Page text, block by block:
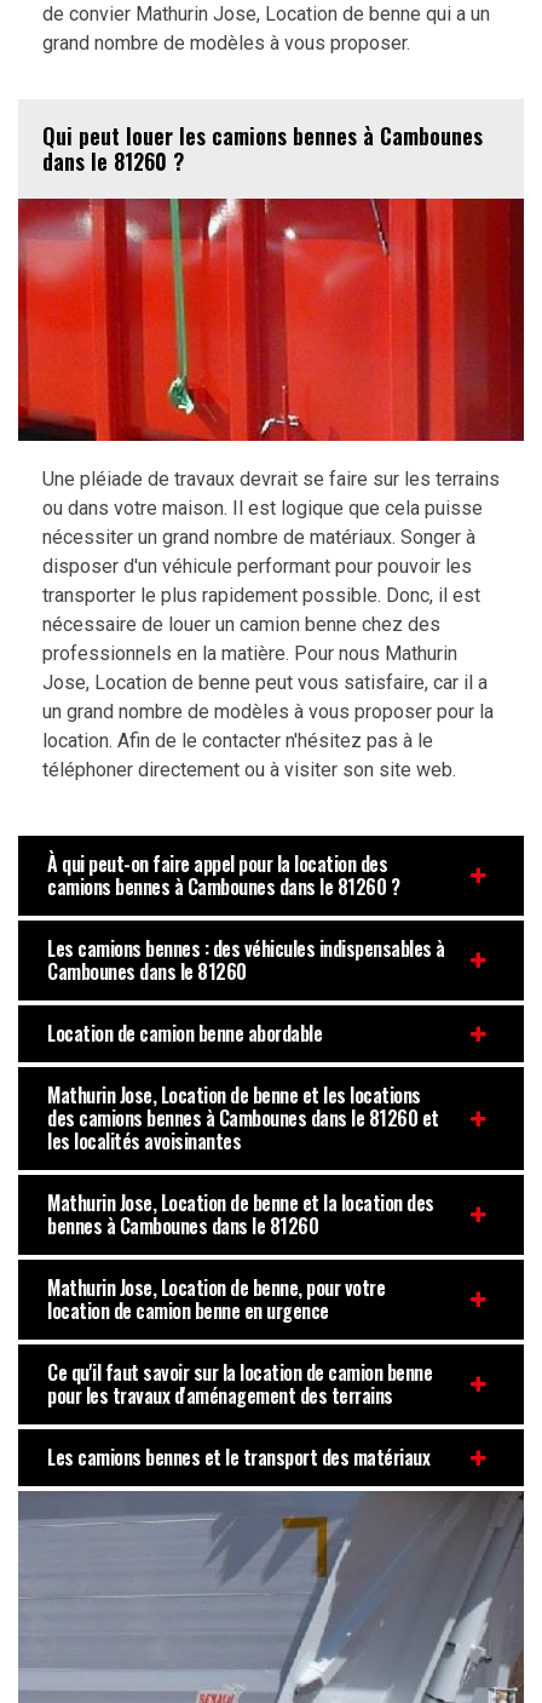
de convier Mathurin Jose, Location de benne qui a un
grand nombre de modèles à vous proposer.
Qui peut louer les camions bennes à Cambounes
dans le 81260 ?
Une pléiade de travaux devrait se faire sur les terrains
ou dans votre maison. Il est logique que cela puisse
nécessiter un grand nombre de matériaux. Songer à
disposer d'un véhicule performant pour pouvoir les
transporter le plus rapidement possible. Donc, il est
nécessaire de louer un camion benne chez des
professionnels en la matière. Pour nous Mathurin
Jose, Location de benne peut vous satisfaire, car il a
un grand nombre de modèles à vous proposer pour la
location. Afin de le contacter n'hésitez pas à le
téléphoner directement ou à visiter son site web.
À qui peut-on faire appel pour la location des
camions bennes à Cambounes dans le 81260 ?
Les camions bennes : des véhicules indispensables à
Cambounes dans le 81260
Location de camion benne abordable
Mathurin Jose, Location de benne et les locations
des camions bennes à Cambounes dans le 81260 et
les localités avoisinantes
Mathurin Jose, Location de benne et la location des
bennes à Cambounes dans le 81260
Mathurin Jose, Location de benne, pour votre
location de camion benne en urgence
Ce qu'il faut savoir sur la location de camion benne
pour les travaux d'aménagement des terrains
Les camions bennes et le transport des matériaux